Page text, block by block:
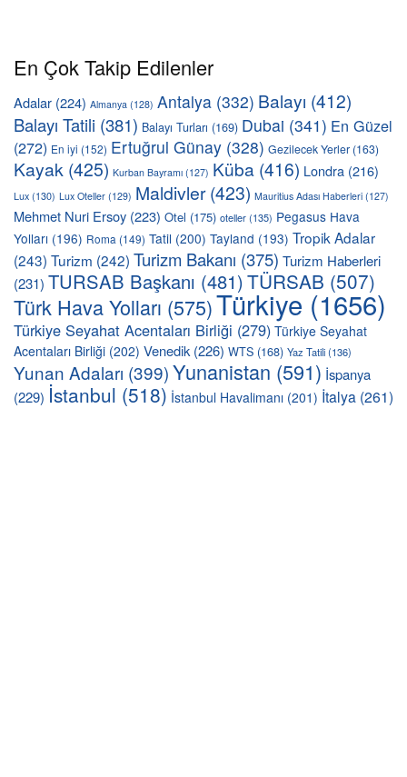
En Çok Takip Edilenler
Adalar (224) Almanya (128) Antalya (332) Balayı (412)
Balayı Tatili (381) Balayı Turları (169) Dubai (341) En Güzel
(272) En iyi (152) Ertuğrul Günay (328) Gezilecek Yerler (163)
Kayak (425) Kurban Bayramı (127) Küba (416) Londra (216)
Lux (130) Lux Oteller (129) Maldivler(423) Mauritius Adası Haberleri (127)
Mehmet Nuri Ersoy (223) Otel (175) oteller(135) Pegasus Hava
Yolları (196) Roma (149) Tatil (200) Tayland (193) Tropik Adalar
(243) Turizm (242) Turizm Bakanı (375) Turizm Haberleri
(231) TURSAB Başkanı (481)TÜRSAB (507)
Türk Hava Yolları (575)Türkiye (1656)
Türkiye Seyahat Acentaları Birliği (279) Türkiye Seyahat
Acentaları Birliği (202) Venedik(226) WTS (168) Yaz Tatili(136)
Yunan Adaları (399)Yunanistan (591) İspanya
(229) İstanbul (518) İstanbul Havalimanı (201) İtalya (261)